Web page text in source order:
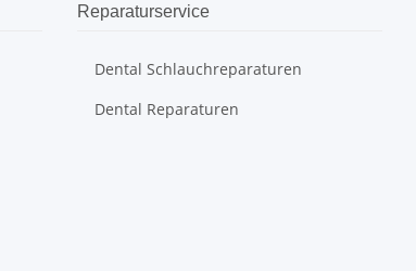
Reparaturservice
Dental Schlauchreparaturen
Dental Reparaturen